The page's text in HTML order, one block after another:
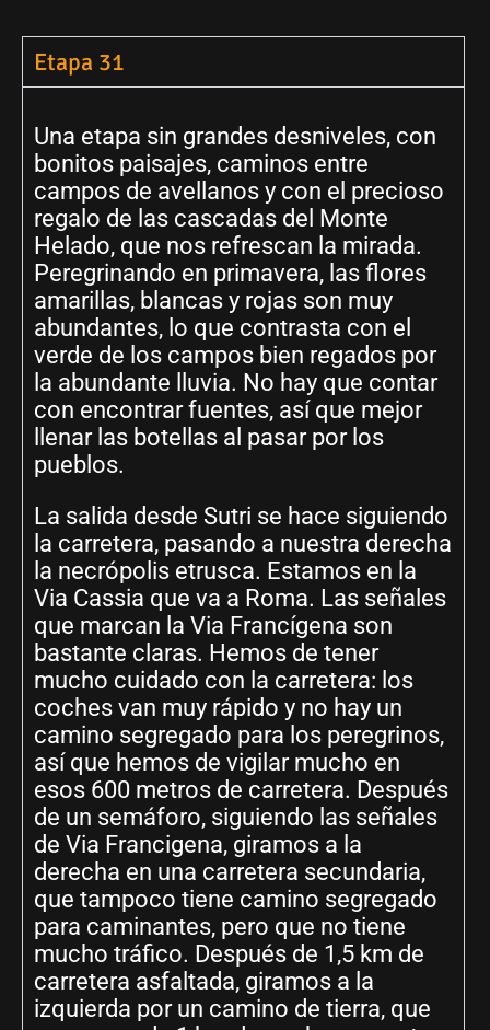
Etapa 31
Una etapa sin grandes desniveles, con
bonitos paisajes, caminos entre
campos de avellanos y con el precioso
regalo de las cascadas del Monte
Helado, que nos refrescan la mirada.
Peregrinando en primavera, las flores
amarillas, blancas y rojas son muy
abundantes, lo que contrasta con el
verde de los campos bien regados por
la abundante lluvia. No hay que contar
con encontrar fuentes, así que mejor
llenar las botellas al pasar por los
pueblos.
La salida desde Sutri se hace siguiendo
la carretera, pasando a nuestra derecha
la necrópolis etrusca. Estamos en la
Via Cassia que va a Roma. Las señales
que marcan la Via Francígena son
bastante claras. Hemos de tener
mucho cuidado con la carretera: los
coches van muy rápido y no hay un
camino segregado para los peregrinos,
así que hemos de vigilar mucho en
esos 600 metros de carretera. Después
de un semáforo, siguiendo las señales
de Via Francigena, giramos a la
derecha en una carretera secundaria,
que tampoco tiene camino segregado
para caminantes, pero que no tiene
mucho tráfico. Después de 1,5 km de
carretera asfaltada, giramos a la
izquierda por un camino de tierra, que